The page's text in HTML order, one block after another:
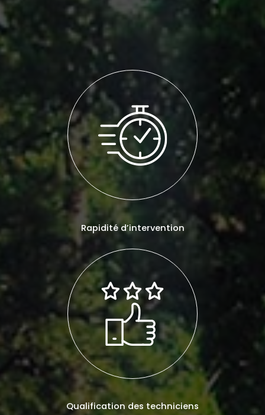
Rapidité d’intervention
Qualification des techniciens